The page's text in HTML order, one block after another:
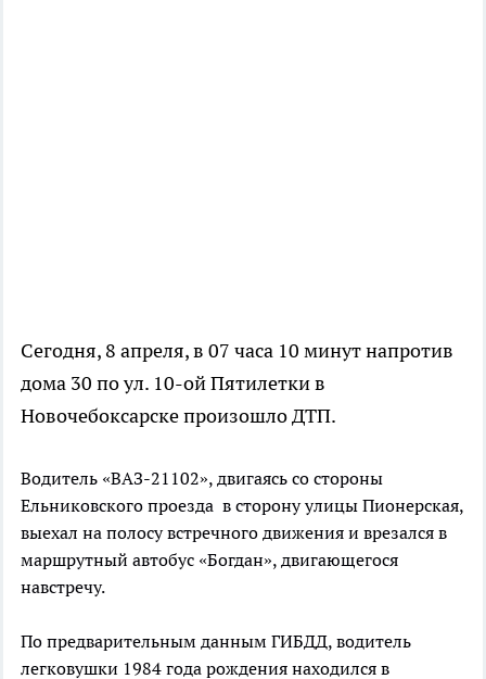
Сегодня, 8 апреля, в 07 часа 10 минут напротив
дома 30 по ул. 10-ой Пятилетки в
Новочебоксарске произошло ДТП.
Водитель «ВАЗ-21102», двигаясь со стороны
Ельниковского проезда в сторону улицы Пионерская,
выехал на полосу встречного движения и врезался в
маршрутный автобус «Богдан», двигающегося
навстречу.
По предварительным данным ГИБДД, водитель
легковушки 1984 года рождения находился в